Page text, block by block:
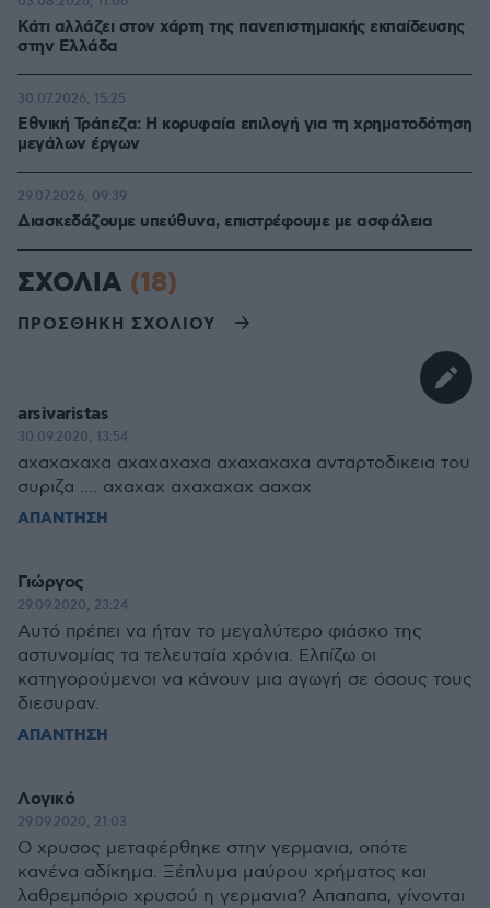
Κάτι αλλάζει στον χάρτη της πανεπιστημιακής εκπαίδευσης
στην Ελλάδα
Εθνική Τράπεζα: Η κορυφαία επιλογή για τη χρηματοδότηση
μεγάλων έργων
30.07.2026, 15:25
Διασκεδάζουμε υπεύθυνα, επιστρέφουμε με ασφάλεια
29.07.2026, 09:39
ΣΧΟΛΙΑ (18)
ΠΡΟΣΘΗΚΗ ΣΧΟΛΙΟΥ
arsivaristas
30.09.2020, 13:54
αχαχαχαχα αχαχαχαχα αχαχαχαχα ανταρτοδικεια του
συριζα .... αχαχαχ αχαχαχαχ ααχαχ
ΑΠΑΝΤΗΣΗ
Γιώργος
29.09.2020, 23:24
Αυτό πρέπει να ήταν το μεγαλύτερο φιάσκο της
αστυνομίας τα τελευταία χρόνια. Ελπίζω οι
κατηγορούμενοι να κάνουν μια αγωγή σε όσους τους
διεσυραν.
ΑΠΑΝΤΗΣΗ
Λογικό
29.09.2020, 21:03
Ο χρυσος μεταφέρθηκε στην γερμανια, οπότε
κανένα αδίκημα. Ξέπλυμα μαύρου χρήματος και
λαθρεμπόριο χρυσού η γερμανια? Απαπαπα, γίνονται